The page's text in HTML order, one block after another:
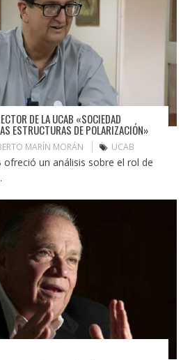
DE LA UCAB «SOCIEDAD
ESTRUCTURAS DE POLARIZACIÓN»
MARÍN MORÁN UCAB
ofreció un análisis sobre el rol de